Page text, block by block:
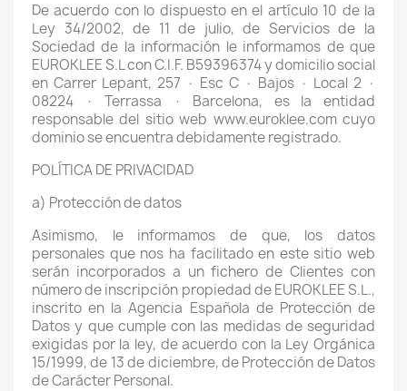
De acuerdo con lo dispuesto en el artículo 10 de la
Ley 34/2002, de 11 de julio, de Servicios de la
Sociedad de la información le informamos de que
EUROKLEE S.L con C.I.F. B59396374 y domicilio social
en Carrer Lepant, 257 · Esc C · Bajos · Local 2 ·
08224 · Terrassa · Barcelona, es la entidad
responsable del sitio web www.euroklee.com cuyo
dominio se encuentra debidamente registrado.
POLÍTICA DE PRIVACIDAD
a) Protección de datos
Asimismo, le informamos de que, los datos
personales que nos ha facilitado en este sitio web
serán incorporados a un fichero de Clientes con
número de inscripción propiedad de EUROKLEE S.L.,
inscrito en la Agencia Española de Protección de
Datos y que cumple con las medidas de seguridad
exigidas por la ley, de acuerdo con la Ley Orgánica
15/1999, de 13 de diciembre, de Protección de Datos
de Carácter Personal.